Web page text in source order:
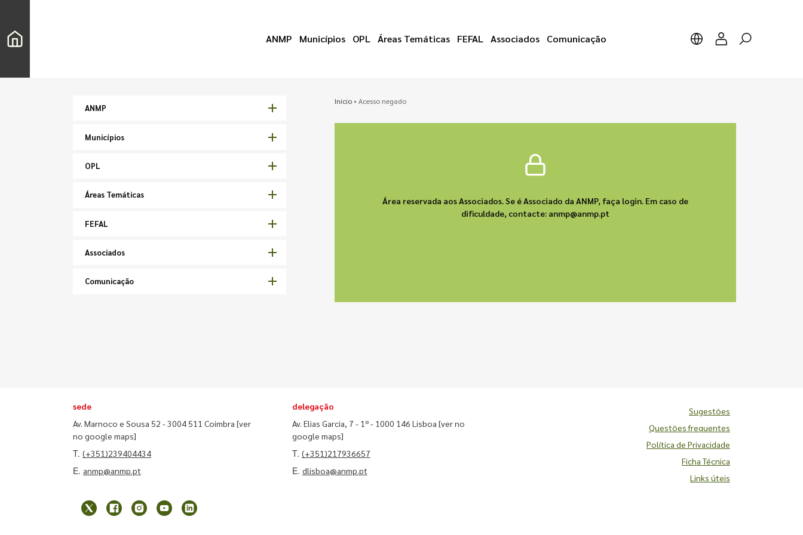
ANMP Municípios OPL Áreas Temáticas FEFAL Associados Comunicação
ANMP
Municípios
OPL
Áreas Temáticas
FEFAL
Associados
Comunicação
Início• Acesso negado
Área reservada aos Associados. Se é Associado da ANMP, faça login. Em caso de
dificuldade, contacte: anmp@anmp.pt
sede
Av. Marnoco e Sousa 52 - 3004 511 Coimbra [ver
no google maps]
T. (+351)239404434
E. anmp@anmp.pt
delegação
Av. Elias Garcia, 7 - 1º - 1000 146 Lisboa [ver no
google maps]
T. (+351)217936657
E. dlisboa@anmp.pt
Sugestões
Questões frequentes
Política de Privacidade
Ficha Técnica
Links úteis